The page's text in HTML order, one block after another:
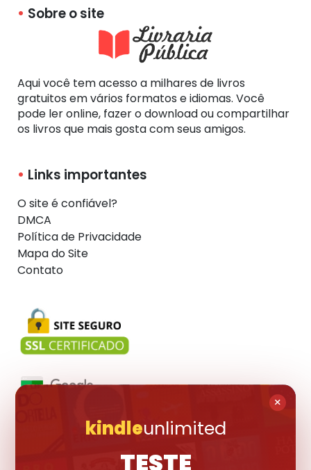
Sobre o site
Aqui você tem acesso a milhares de livros
gratuitos em vários formatos e idiomas. Você
pode ler online, fazer o download ou compartilhar
os livros que mais gosta com seus amigos.
Links importantes
O site é confiável?
DMCA
Política de Privacidade
Mapa do Site
Contato
×
kindleunlimited